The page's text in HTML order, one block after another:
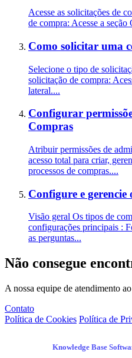
Acesse as solicitações de
de compra: Acesse a
Como solicitar uma
Selecione o tipo de
solicitação de compra:
lateral....
Configurar
Compras
Atribuir permissões de
acesso total para criar,
processos de compras....
Configure e gerencie
Visão geral Os tipos de
configurações principais :
as perguntas...
Não consegue
A nossa equipe de atendimento
Contato
Política de Cookies Política de
Knowledge Base